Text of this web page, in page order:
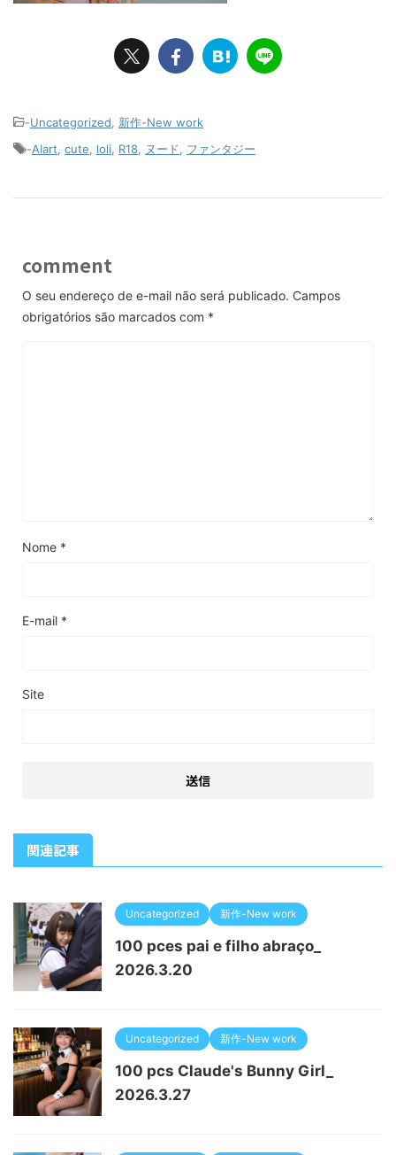
-Uncategorized
新作-New work
-AIart cute loli R18 ヌード ファンタジー
comment
O seu endereço de e-mail não será publicado. Campos
obrigatórios são marcados com *
Nome *
E-mail *
Site
関連記事
Uncategorized 新作-New work
100 pces pai e filho abraço_
2026.3.20
Uncategorized 新作-New work
100 pcs Claude's Bunny Girl_
2026.3.27